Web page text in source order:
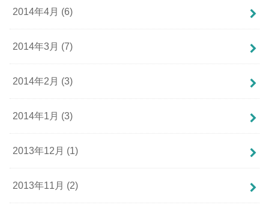
2014年4月 (6)
2014年3月 (7)
2014年2月 (3)
2014年1月 (3)
2013年12月 (1)
2013年11月 (2)